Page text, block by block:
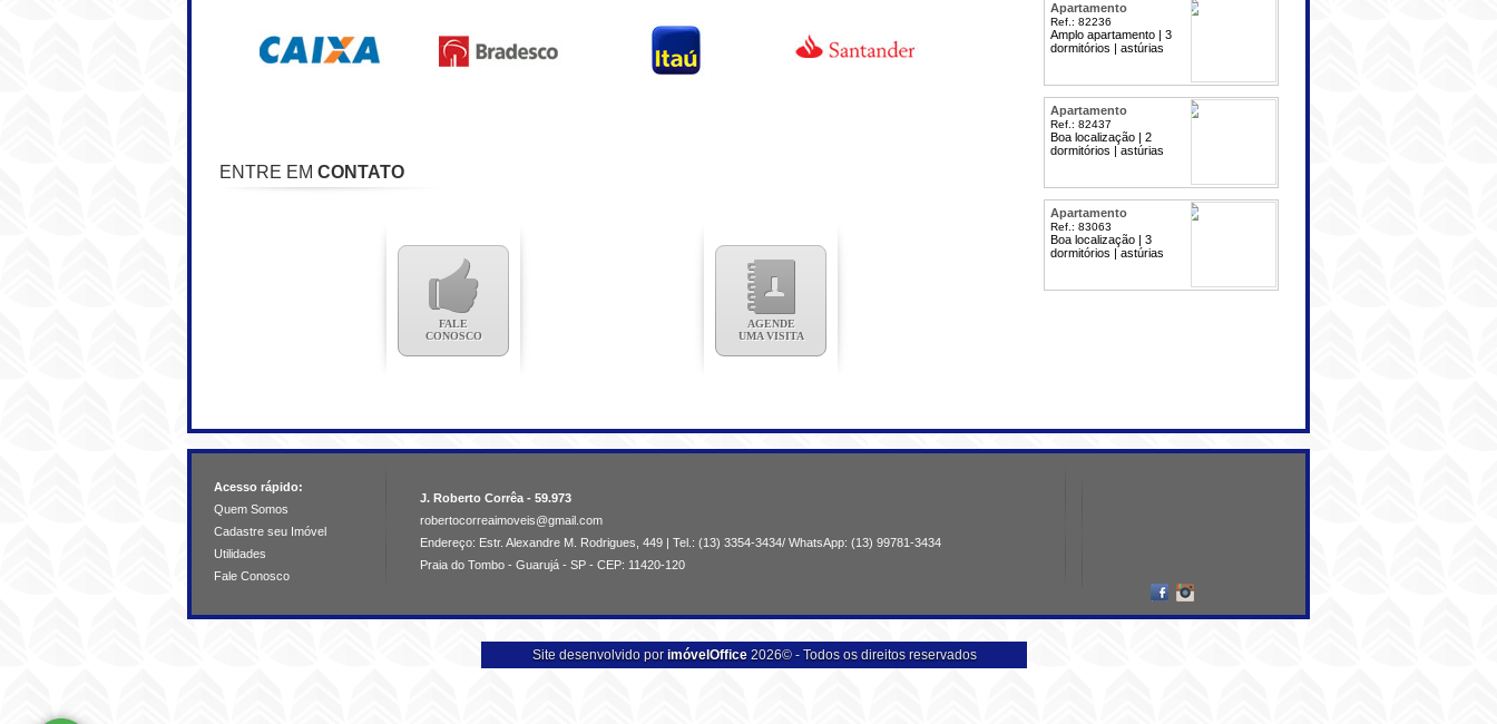
ENTRE EM CONTATO
FALE
CONOSCO
AGENDE
UMA VISITA
Apartamento
Ref.: 82236
Amplo apartamento | 3
dormitórios | astúrias
Apartamento
Ref.: 82437
Boa localização | 2
dormitórios | astúrias
Apartamento
Ref.: 83063
Boa localização | 3
dormitórios | astúrias
Acesso rápido:
Quem Somos
Cadastre seu Imóvel
Utilidades
Fale Conosco
J. Roberto Corrêa - 59.973
robertocorreaimoveis@gmail.com
Endereço: Estr. Alexandre M. Rodrigues, 449 | Tel.: (13) 3354-3434/ WhatsApp: (13) 99781-3434
Praia do Tombo - Guarujá - SP - CEP: 11420-120
Site desenvolvido por imóvelOffice2026© - Todos os direitos reservados